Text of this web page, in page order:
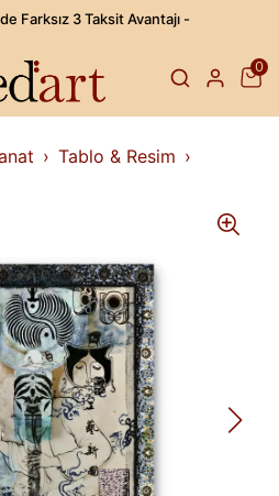
Farksız 3 Taksit Avantajı -
0
Tablo & Resim